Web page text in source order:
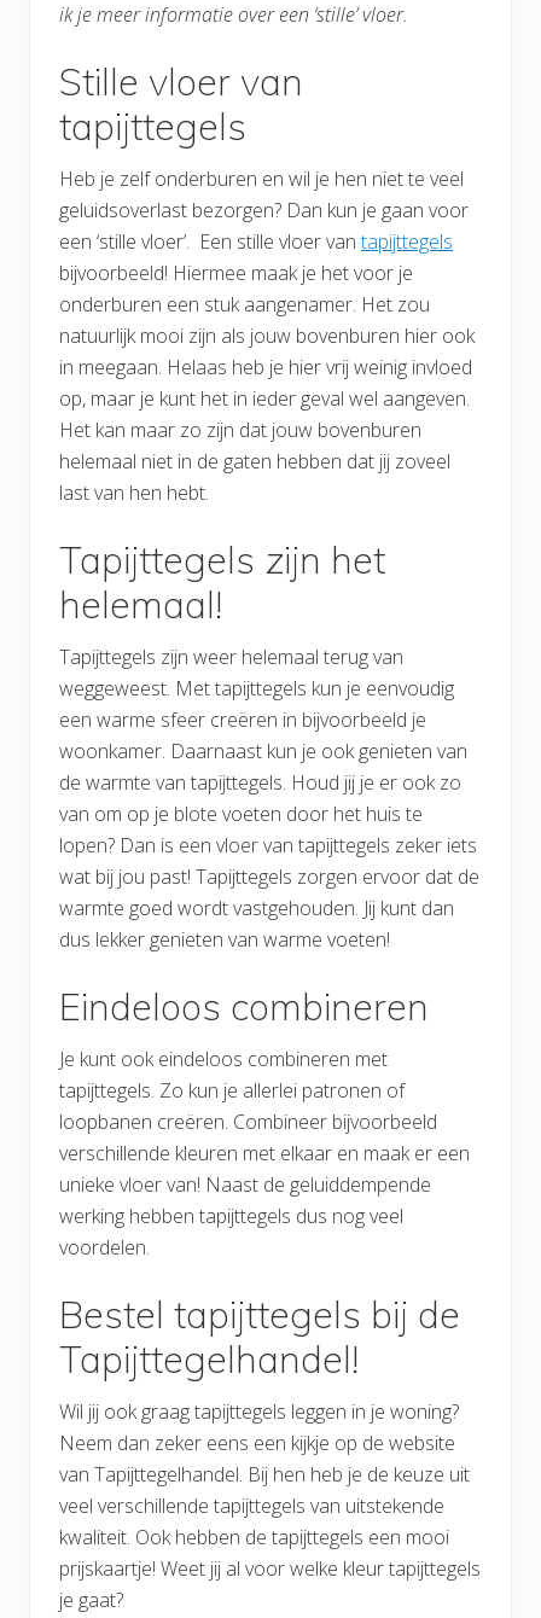
ik je meer informatie over een ‘stille’ vloer.
Stille vloer van
tapijttegels
Heb je zelf onderburen en wil je hen niet te veel
geluidsoverlast bezorgen? Dan kun je gaan voor
een ‘stille vloer’. Een stille vloer vantapijttegels
bijvoorbeeld! Hiermee maak je het voor je
onderburen een stuk aangenamer. Het zou
natuurlijk mooi zijn als jouw bovenburen hier ook
in meegaan. Helaas heb je hier vrij weinig invloed
op, maar je kunt het in ieder geval wel aangeven.
Het kan maar zo zijn dat jouw bovenburen
helemaal niet in de gaten hebben dat jij zoveel
last van hen hebt.
Tapijttegels zijn het
helemaal!
Tapijttegels zijn weer helemaal terug van
weggeweest. Met tapijttegels kun je eenvoudig
een warme sfeer creëren in bijvoorbeeld je
woonkamer. Daarnaast kun je ook genieten van
de warmte van tapijttegels. Houd jij je er ook zo
van om op je blote voeten door het huis te
lopen? Dan is een vloer van tapijttegels zeker iets
wat bij jou past! Tapijttegels zorgen ervoor dat de
warmte goed wordt vastgehouden. Jij kunt dan
dus lekker genieten van warme voeten!
Eindeloos combineren
Je kunt ook eindeloos combineren met
tapijttegels. Zo kun je allerlei patronen of
loopbanen creëren. Combineer bijvoorbeeld
verschillende kleuren met elkaar en maak er een
unieke vloer van! Naast de geluiddempende
werking hebben tapijttegels dus nog veel
voordelen.
Bestel tapijttegels bij de
Tapijttegelhandel!
Wil jij ook graag tapijttegels leggen in je woning?
Neem dan zeker eens een kijkje op de website
van Tapijttegelhandel. Bij hen heb je de keuze uit
veel verschillende tapijttegels van uitstekende
kwaliteit. Ook hebben de tapijttegels een mooi
prijskaartje! Weet jij al voor welke kleur tapijttegels
je gaat?